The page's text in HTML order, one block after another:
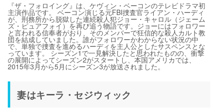
『ザ・フォロイング』は、ケヴィン・ベーコンのテレビドラマ初
主演作品です。 ベーコン演じる元FBI捜査官ライアン・ハーディ
が、刑務所から脱獄した連続殺人犯ジョー・キャロル（ジェーム
ズ・ピュアフォイ）を再び追う物語です。ジョーにはフォロワー
と言われる信奉者がおり、そのメンバーで狂信的な殺人カルト教
団を結成していました。誰がフォロワーかわからない状況の中
で、単独で捜査を進めるハーディを主人公としたサスペンスとな
っています。 シーズン1で一見解決したと思われたものの、衝撃
の展開によってシーズン2がスタートし、本国アメリカでは、
2015年3月から5月にシーズン3が放送されました。
妻はキーラ・セジウィック